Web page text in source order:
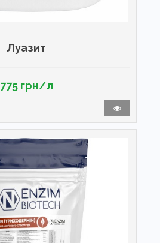
Луазит
775 грн/л